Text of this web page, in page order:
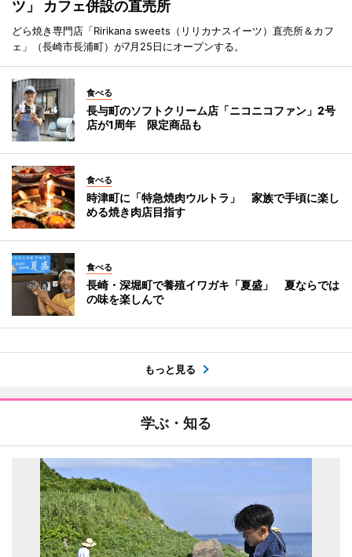
ツ」 カフェ併設の直売所
どら焼き専門店「Ririkana sweets（リリカナスイーツ）直売所＆カフ
ェ」（長崎市長浦町）が7月25日にオープンする。
食べる
長与町のソフトクリーム店「ニコニコファン」2号
店が1周年 限定商品も
食べる
時津町に「特急焼肉ウルトラ」 家族で手頃に楽し
める焼き肉店目指す
食べる
長崎・深堀町で養殖イワガキ「夏盛」 夏ならでは
の味を楽しんで
もっと見る
学ぶ・知る